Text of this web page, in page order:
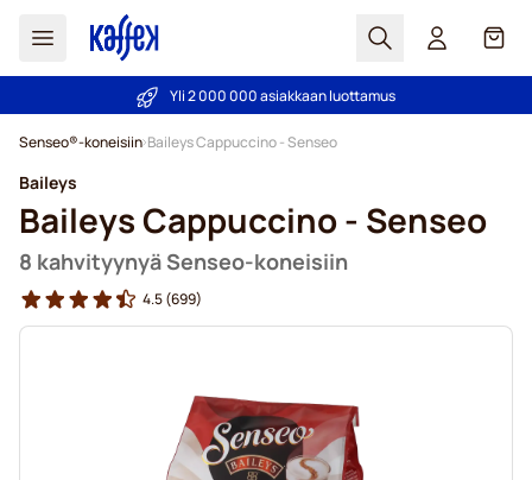
Haku Kori
Hintatakuu!
Yli 2 000 000 asiakkaan luottamus
Senseo®-koneisiin Baileys Cappuccino - Senseo
Baileys
Baileys Cappuccino - Senseo
8 kahvityynyä Senseo-koneisiin
4.5(699)